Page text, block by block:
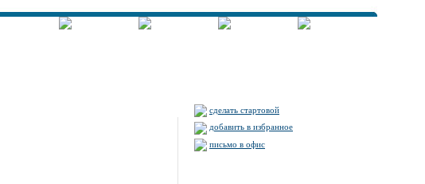
сделать стартовой
добавить в избранное
письмо в офис